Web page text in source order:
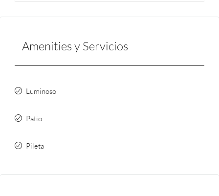
Amenities y Servicios
Luminoso
Patio
Pileta